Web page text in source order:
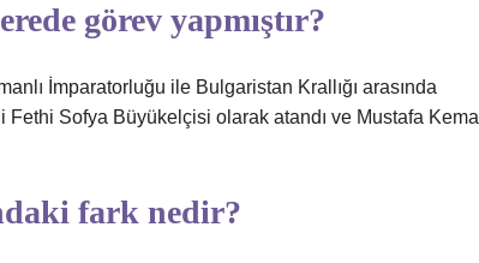
görev yapmıştır?
İmparatorluğu ile Bulgaristan Krallığı arasında
Fethi Sofya Büyükelçisi olarak atandı ve Mustafa Kemal
fark nedir?